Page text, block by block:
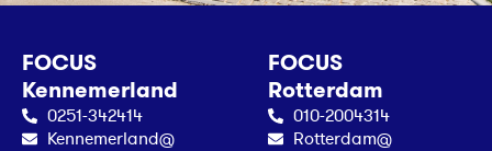
FOCUS
Kennemerland
0251-342414
Kennemerland@
FOCUS
Rotterdam
010-2004314
Rotterdam@